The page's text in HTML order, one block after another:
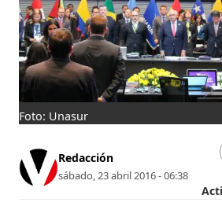
Foto: Unasur
Redacción
sábado, 23 abril 2016 - 06:38